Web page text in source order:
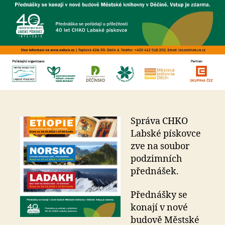
Správa CHKO
Labské pískovce
zve na soubor
podzimních
přednášek.
Přednášky se
konají v nové
budově Městské